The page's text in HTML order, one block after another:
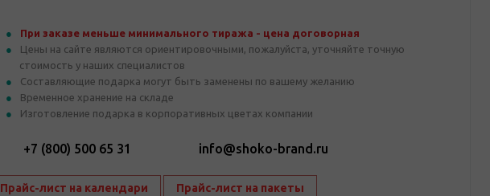
При заказе меньше минимального тиража - цена договорная
Цены на сайте являются ориентировочными, пожалуйста, уточняйте точную
стоимость у наших специалистов
Составляющие подарка могут быть заменены по вашему желанию
Временное хранение на складе
Изготовление подарка в корпоративных цветах компании
+7 (800) 500 65 31 info@shoko-brand.ru
Прайс-лист на календари Прайс-лист на пакеты